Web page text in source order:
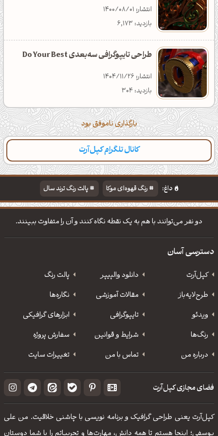
انتشار: 1400/08/01
بازدید: 6,173
طراحی تایپوگرافی سه‌بعدی Do Your Best
انتشار: 1404/11/26
بازدید: 304
بارگذاری ناموفق بود
کانال تلگرام کپل‌آرت
داغ: رنگ قهوه‌ای موکا
پالت رنگ ترند سال
دانلود والپیپر مذهبی
تایپوگرافی شعر مولانا
دو نفر می‌توانند با هم به یک نقطه نگاه کنند و آن را متفاوت ببینند.
دسترسی آسان
کپل‌آرت دانلود‌ والپیپر
پالت رنگ
طرح‌لایه‌باز
مقالات آموزشی
نگاره‌ها
ویدئو
‌تایپوگرافی
ابزارهای گرافیکی
رنگ‌ها
شرایط و قوانین
سفارش پروژه
درباره من
تماس با من تغییرات سایت
فضای مجازی کپل‌آرت
کپل‌آرت یعنی طراحی گرافیک و برنامه نویسی با چاشنی خلاقیت. من علی